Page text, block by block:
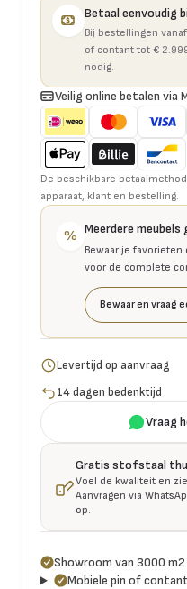
Betaal eenvoudig
Bij bestellingen
of contant tot €
nodig.
Veilig online betalen via
De beschikbare
apparaat, klant en bestelling.
% Meerdere meubels
Bewaar je
voor de complete
Bewaar en vraag
Levertijd op aanvraag
14 dagen bedenktijd
Vraag
Gratis stofstaal
Voel de kwaliteit en
Aanvragen via
op.
Showroom van 3000 m2
Mobiele pin of